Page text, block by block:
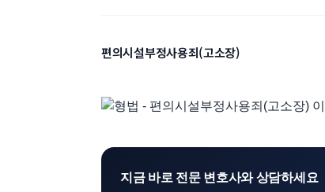
편의시설부정사용죄(고소장)
지금 바로 전문 변호사와 상담하세요